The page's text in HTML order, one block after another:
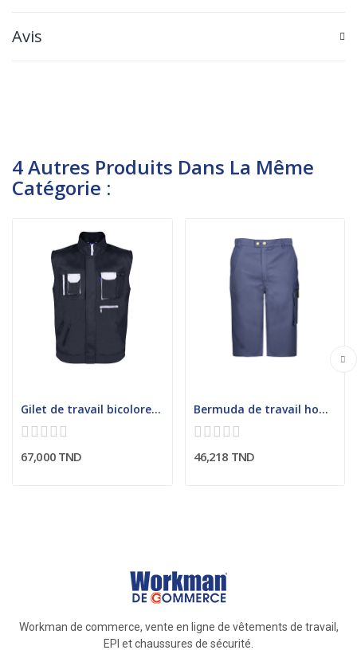
Avis
4 Autres Produits Dans La Même
Catégorie :
Gilet de travail bicolore homme
67,000 TND
Bermuda de travail homme dos droit
46,218 TND
Workman de commerce, vente en ligne de vêtements de travail,
EPI et chaussures de sécurité.